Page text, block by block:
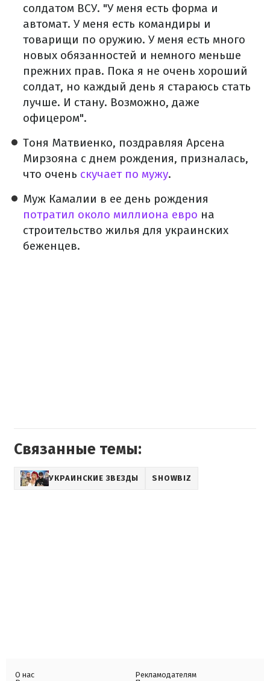
солдатом ВСУ. "У меня есть форма и
автомат. У меня есть командиры и
товарищи по оружию. У меня есть много
новых обязанностей и немного меньше
прежних прав. Пока я не очень хороший
солдат, но каждый день я стараюсь стать
лучше. И стану. Возможно, даже
офицером".
Тоня Матвиенко, поздравляя Арсена
Мирзояна с днем рождения, призналась,
что очень скучает по мужу.
Муж Камалии в ее день рождения
потратил около миллиона евро на
строительство жилья для украинских
беженцев.
Связанные темы:
УКРАИНСКИЕ ЗВЕЗДЫ SHOWBIZ
О нас
Рекламодателям